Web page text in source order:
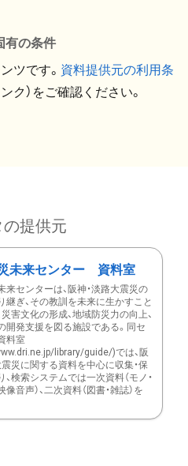
有の条件
ツです。 資料提供元の利用条
ク）をご確認ください。
提供元
未来センター 資料室
来センターは、阪神・淡路大震災の
継ぎ、その教訓を未来に生かすこと
災害文化の形成、地域防災力の向上、
開発支援を図る施設である。同セ
料室
library/guide/)では、阪
震災に関する資料を中心に収集・保
、検索システムでは一次資料（モノ・
像音声）、二次資料（図書・雑誌）を